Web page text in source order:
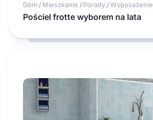
Dom / Mieszkanie / Porady / Wyposażenie
Pościel frotte wyborem na lata